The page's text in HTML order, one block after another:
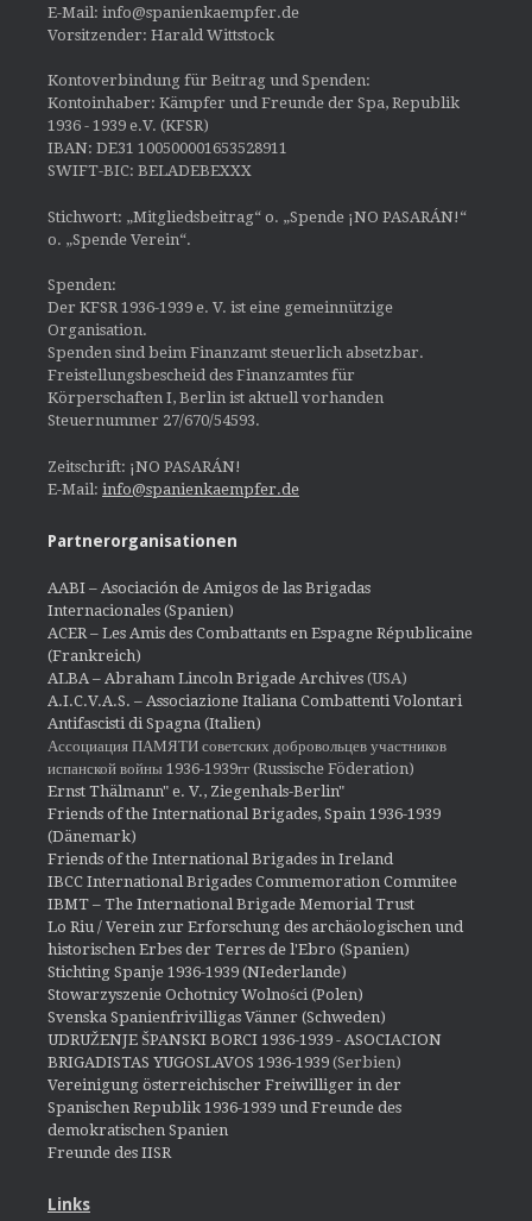
E-Mail: info@spanienkaempfer.de
Vorsitzender: Harald Wittstock
Kontoverbindung für Beitrag und Spenden:
Kontoinhaber: Kämpfer und Freunde der Spa, Republik
1936 - 1939 e.V. (KFSR)
IBAN: DE31 100500001653528911
SWIFT-BIC: BELADEBEXXX
Stichwort: „Mitgliedsbeitrag“ o. „Spende ¡NO PASARÁN!“
o. „Spende Verein“.
Spenden:
Der KFSR 1936-1939 e. V. ist eine gemeinnützige
Organisation.
Spenden sind beim Finanzamt steuerlich absetzbar.
Freistellungsbescheid des Finanzamtes für
Körperschaften I, Berlin ist aktuell vorhanden
Steuernummer 27/670/54593.
Zeitschrift: ¡NO PASARÁN!
E-Mail: info@spanienkaempfer.de
Partnerorganisationen
AABI – Asociación de Amigos de las Brigadas
Internacionales (Spanien)
ACER – Les Amis des Combattants en Espagne Républicaine
(Frankreich)
ALBA – Abraham Lincoln Brigade Archives (USA)
A.I.C.V.A.S. – Associazione Italiana Combattenti Volontari
Antifascisti di Spagna (Italien)
Ассоциация ПАМЯТИ советских добровольцев участников
испанской войны 1936-1939гг (Russische Föderation)
Ernst Thälmann" e. V., Ziegenhals-Berlin"
Friends of the International Brigades, Spain 1936-1939
(Dänemark)
Friends of the International Brigades in Ireland
IBCC International Brigades Commemoration Commitee
IBMT – The International Brigade Memorial Trust
Lo Riu / Verein zur Erforschung des archäologischen und
historischen Erbes der Terres de l'Ebro (Spanien)
Stichting Spanje 1936-1939 (NIederlande)
Stowarzyszenie Ochotnicy Wolności (Polen)
Svenska Spanienfrivilligas Vänner (Schweden)
UDRUŽENJE ŠPANSKI BORCI 1936-1939 - ASOCIACION
BRIGADISTAS YUGOSLAVOS 1936-1939 (Serbien)
Vereinigung österreichischer Freiwilliger in der
Spanischen Republik 1936-1939 und Freunde des
demokratischen Spanien
Freunde des IISR
Links